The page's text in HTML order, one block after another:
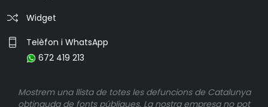
Widget
Telèfon i WhatsApp
672 419 213
Mostrem una llista de totes les defuncions de Catalunya
obtinguda de fonts públiques. La nostra empresa no pot